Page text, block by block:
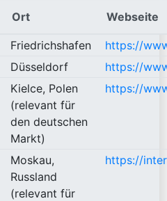
Ort Webseite
Friedrichshafen
https://
Düsseldorf
https://
Kielce, Polen
(relevant für
den deutschen
Markt)
https://
Moskau,
Russland
(relevant für
https://